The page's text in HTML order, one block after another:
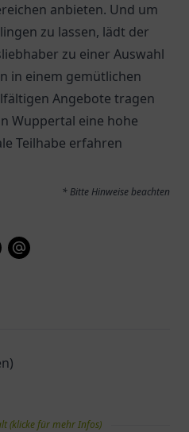
anbieten. Und um
zu lassen, lädt der
zu einer Auswahl
in einem gemütlichen
Angebote tragen
Wuppertal eine hohe
Teilhabe erfahren
* Bitte Hinweise beachten
(klicke für mehr Infos)